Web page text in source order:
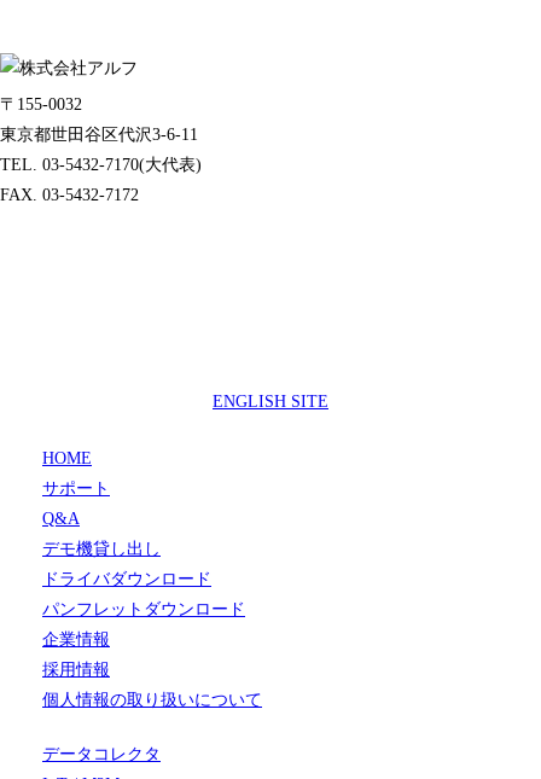
〒155-0032
東京都世田谷区代沢3-6-11
TEL. 03-5432-7170(大代表)
FAX. 03-5432-7172
ENGLISH SITE
HOME
サポート
Q&A
デモ機貸し出し
ドライバダウンロード
パンフレットダウンロード
企業情報
採用情報
個人情報の取り扱いについて
データコレクタ